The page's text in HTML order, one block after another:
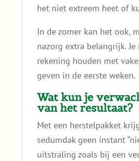
het niet extreem heet of
In de zomer kan het ook,
nazorg extra belangrijk. Je
rekening houden met
geven in de eerste weken.
Wat kun je
van het resultaat?
Met een herstelpakket
sedumdak geen instant
uitstraling zoals bij een